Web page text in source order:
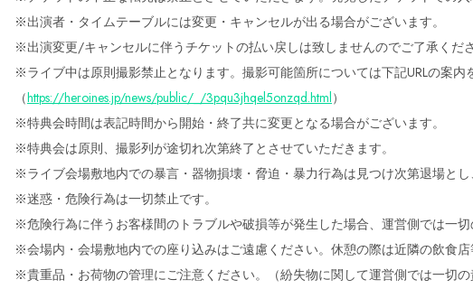
※出演者・タイムテーブルには変更・キャンセルが出る場合がございます。
※出演変更/キャンセルに伴うチケットの払い戻しは致しませんのでご了承くださ
※ライブ中は原則撮影禁止となります。撮影可能箇所については下記URLの案内
（https://heroines.jp/news/public/_/3pqu3jhqel5onzqd.html）
※特典会時間は表記時間から開始・終了共に変更となる場合がございます。
※特典会は原則、撮影列が途切れ次第終了とさせていただきます。
※ライブ会場敷地内での暴言・器物損壊・脅迫・暴力行為は見つけ次第退場とし
※迷惑・危険行為は一切禁止です。
※危険行為に伴うお客様間のトラブルや破損等が発生した場合、運営側では一切
※会場内・会場敷地内での座り込みはご遠慮ください。休憩の際は近隣の飲食店
※貴重品・お荷物の管理にご注意ください。（紛失物に関して運営側では一切の